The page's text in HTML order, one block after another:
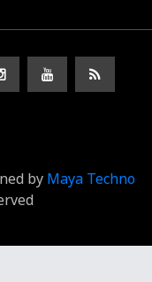
by Maya Techno